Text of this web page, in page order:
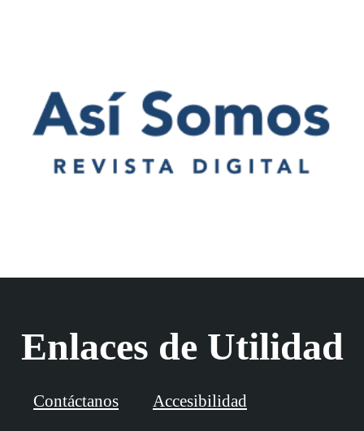
Enlaces de Utilidad
Contáctanos Accesibilidad